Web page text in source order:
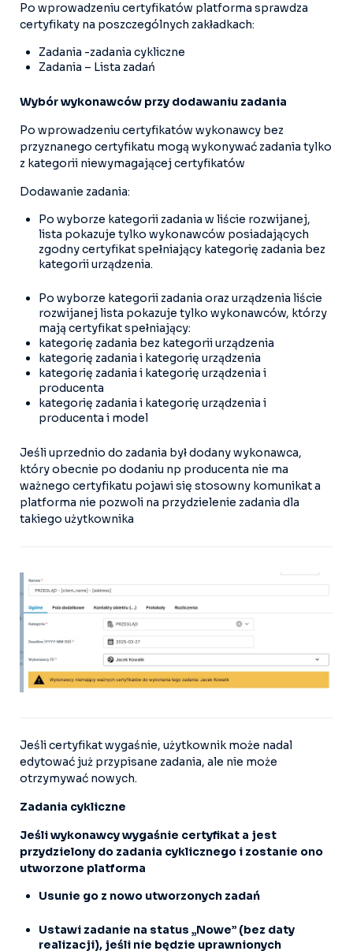
Po wprowadzeniu certyfikatów platforma sprawdza
certyfikaty na poszczególnych zakładkach:
Zadania -zadania cykliczne
Zadania – Lista zadań
Wybór wykonawców przy dodawaniu zadania
Po wprowadzeniu certyfikatów wykonawcy bez
przyznanego certyfikatu mogą wykonywać zadania tylko
z kategorii niewymagającej certyfikatów
Dodawanie zadania:
Po wyborze kategorii zadania w liście rozwijanej,
lista pokazuje tylko wykonawców posiadających
zgodny certyfikat spełniający kategorię zadania bez
kategorii urządzenia.
Po wyborze kategorii zadania oraz urządzenia liście
rozwijanej lista pokazuje tylko wykonawców, którzy
mają certyfikat spełniający:
kategorię zadania bez kategorii urządzenia
kategorię zadania i kategorię urządzenia
kategorię zadania i kategorię urządzenia i
producenta
kategorię zadania i kategorię urządzenia i
producenta i model
Jeśli uprzednio do zadania był dodany wykonawca,
który obecnie po dodaniu np producenta nie ma
ważnego certyfikatu pojawi się stosowny komunikat a
platforma nie pozwoli na przydzielenie zadania dla
takiego użytkownika
Jeśli certyfikat wygaśnie, użytkownik może nadal
edytować już przypisane zadania, ale nie może
otrzymywać nowych.
Zadania cykliczne
Jeśli wykonawcy wygaśnie certyfikat a jest
przydzielony do zadania cyklicznego i zostanie ono
utworzone platforma
Usunie go z nowo utworzonych zadań
Ustawi zadanie na status „Nowe” (bez daty
realizacji), jeśli nie będzie uprawnionych